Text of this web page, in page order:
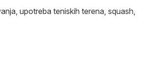
upotreba teniskih terena, squash,